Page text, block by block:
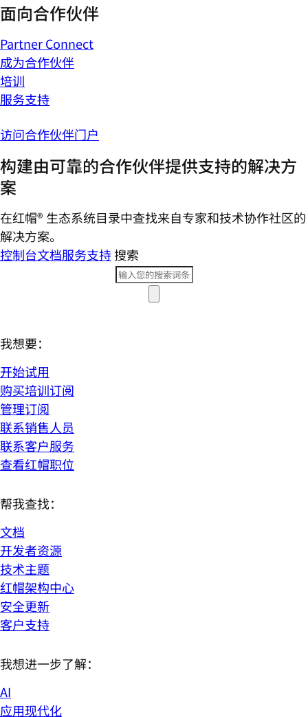
面向合作伙伴
Partner Connect
成为合作伙伴
培训
服务支持
访问合作伙伴门户
构建由可靠的合作伙伴提供支持的解决方
案
在红帽® 生态系统目录中查找来自专家和技术协作社区的
解决方案。
控制台文档服务支持搜索
我想要：
开始试用
购买培训订阅
管理订阅
联系销售人员
联系客户服务
查看红帽职位
帮我查找：
文档
开发者资源
技术主题
红帽架构中心
安全更新
客户支持
我想进一步了解：
AI
应用现代化